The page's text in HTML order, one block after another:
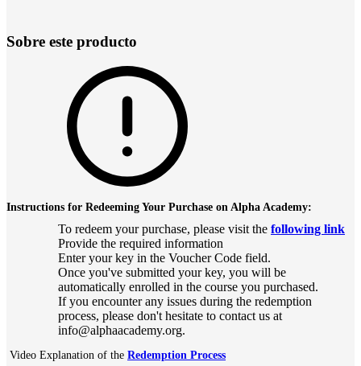
Sobre este producto
Instructions for Redeeming Your Purchase on Alpha Academy:
To redeem your purchase, please visit the following link
Provide the required information
Enter your key in the Voucher Code field.
Once you've submitted your key, you will be
automatically enrolled in the course you purchased.
If you encounter any issues during the redemption
process, please don't hesitate to contact us at
info@alphaacademy.org.
Video Explanation of the Redemption Process